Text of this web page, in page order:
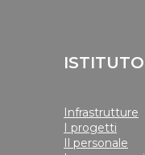
ISTITUTO
Infrastrutture
I progetti
Il personale